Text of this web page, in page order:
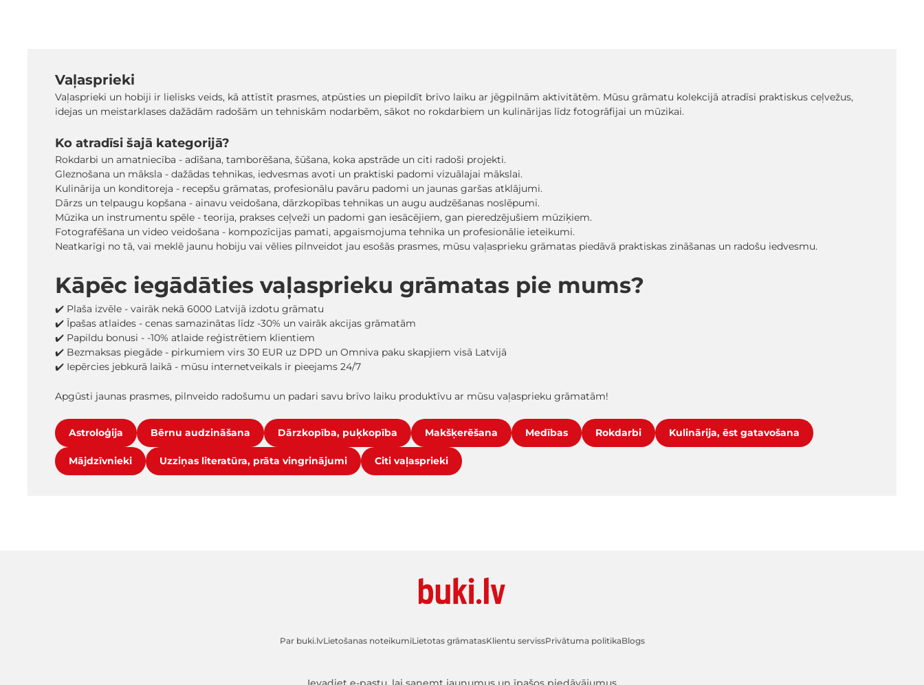
Vaļasprieki
Vaļasprieki un hobiji ir lielisks veids, kā attīstīt prasmes, atpūsties un piepildīt brīvo laiku ar jēgpilnām aktivitātēm. Mūsu grāmatu kolekcijā atradīsi praktiskus ceļvežus,
idejas un meistarklases dažādām radošām un tehniskām nodarbēm, sākot no rokdarbiem un kulinārijas līdz fotogrāfijai un mūzikai.
Ko atradīsi šajā kategorijā?
Rokdarbi un amatniecība - adīšana, tamborēšana, šūšana, koka apstrāde un citi radoši projekti.
Gleznošana un māksla - dažādas tehnikas, iedvesmas avoti un praktiski padomi vizuālajai mākslai.
Kulinārija un konditoreja - recepšu grāmatas, profesionālu pavāru padomi un jaunas garšas atklājumi.
Dārzs un telpaugu kopšana - ainavu veidošana, dārzkopības tehnikas un augu audzēšanas noslēpumi.
Mūzika un instrumentu spēle - teorija, prakses ceļveži un padomi gan iesācējiem, gan pieredzējušiem mūziķiem.
Fotografēšana un video veidošana - kompozīcijas pamati, apgaismojuma tehnika un profesionālie ieteikumi.
Neatkarīgi no tā, vai meklē jaunu hobiju vai vēlies pilnveidot jau esošās prasmes, mūsu vaļasprieku grāmatas piedāvā praktiskas zināšanas un radošu iedvesmu.
Kāpēc iegādāties vaļasprieku grāmatas pie mums?
✔️ Plaša izvēle - vairāk nekā 6000 Latvijā izdotu grāmatu
✔️ Īpašas atlaides - cenas samazinātas līdz -30% un vairāk akcijas grāmatām
✔️ Papildu bonusi - -10% atlaide reģistrētiem klientiem
✔️ Bezmaksas piegāde - pirkumiem virs 30 EUR uz DPD un Omniva paku skapjiem visā Latvijā
✔️ Iepērcies jebkurā laikā - mūsu internetveikals ir pieejams 24/7
Apgūsti jaunas prasmes, pilnveido radošumu un padari savu brīvo laiku produktīvu ar mūsu vaļasprieku grāmatām!
Astroloģija Bērnu audzināšana Dārzkopība, puķkopība Makšķerēšana Medības Rokdarbi Kulinārija, ēst gatavošana
Mājdzīvnieki Uzziņas literatūra, prāta vingrinājumi Citi vaļasprieki
Par buki.lvLietošanas noteikumiLietotas grāmatasKlientu servissPrivātuma politikaBlogs